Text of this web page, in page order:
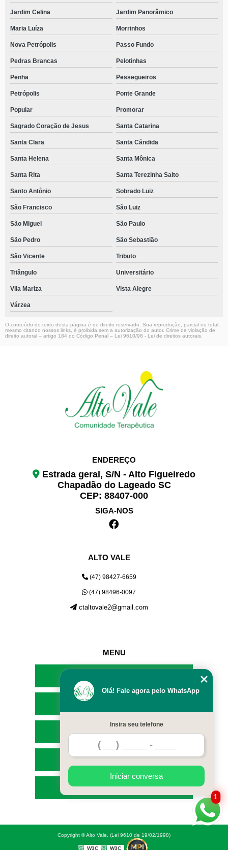
Jardim Celina Jardim Panorâmico
Maria Luíza Morrinhos
Nova Petrópolis Passo Fundo
Pedras Brancas Pelotinhas
Penha Pessegueiros
Petrópolis Ponte Grande
Popular Promorar
Sagrado Coração de Jesus Santa Catarina
Santa Clara Santa Cândida
Santa Helena Santa Mônica
Santa Rita Santa Terezinha Salto
Santo Antônio Sobrado Luiz
São Francisco São Luiz
São Miguel São Paulo
São Pedro São Sebastião
São Vicente Tributo
Triângulo Universitário
Vila Mariza Vista Alegre
Várzea
O conteúdo do texto desta página é de direito reservado. Sua reprodução, parcial ou total,
mesmo citando nossos links, é proibida sem a autorização do autor. Crime de violação de
direito autoral – artigo 184 do Código Penal – Lei 9610/98 - Lei de direitos autorais
ENDEREÇO
Estrada geral, S/N - Alto Figueiredo
Chapadão do Lageado SC
CEP: 88407-000
SIGA-NOS
ALTO VALE
(47) 98427-6659
(47) 98496-0097
ctaltovale2@gmail.com
MENU
SERVIÇOS
MAPA DO SITE
Copyright © Alto Vale. (Lei 9610 de 19/02/1998)
W3C W3C
1
Olá! Fale agora pelo WhatsApp
Insira seu telefone
Iniciar conversa